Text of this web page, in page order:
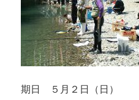
期日 ５月２日（日）